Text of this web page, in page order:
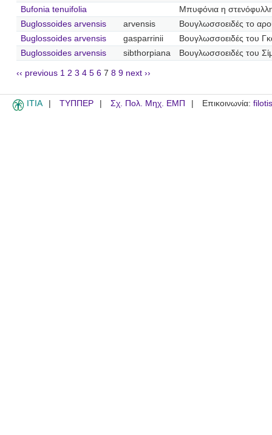
Bufonia tenuifolia
Μπυφόνια η
Buglossoides arvensis
arvensis
Βουγλωσσοειδές το
Buglossoides arvensis
gasparrinii
Βουγλωσσοειδές του
Buglossoides arvensis
sibthorpiana Βουγλωσσοειδές του
‹‹ previous 1 2 3 4 5 6 7 8 9 next ››
ITIA ΤΥΠΠΕΡ Σχ. Πολ. Μηχ. ΕΜΠ Επικοινωνία: